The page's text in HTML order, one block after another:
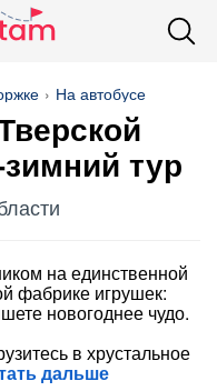
На автобусе
тур
на единственной
фабрике игрушек:
новогоднее чудо.
в хрустальное
дальше